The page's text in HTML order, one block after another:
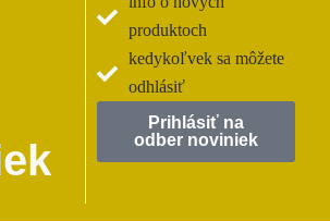
produktoch
kedykoľvek sa môžete
odhlásiť
Prihlásiť na
odber noviniek